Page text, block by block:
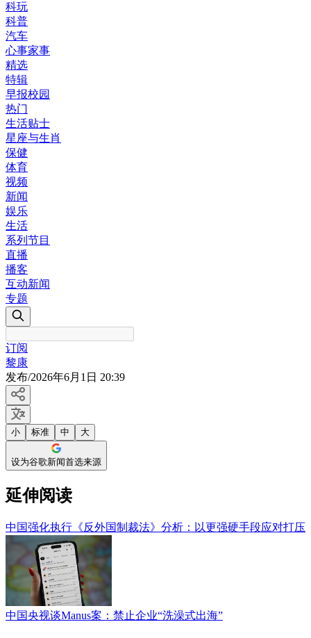
科玩
科普
汽车
心事家事
精选
特辑
早报校园
热门
生活贴士
星座与生肖
保健
体育
视频
新闻
娱乐
生活
系列节目
直播
播客
互动新闻
专题
订阅
黎康
发布/2026年6月1日 20:39
小 标准 中 大
设为谷歌新闻首选来源
延伸阅读
中国强化执行《反外国制裁法》分析：以更强硬手段应对打压
中国央视谈Manus案：禁止企业“洗澡式出海”